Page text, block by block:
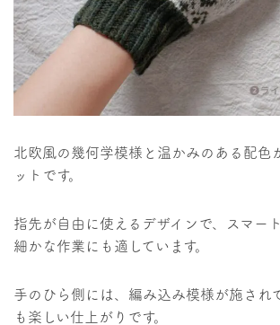
北欧風の幾何学模様と温かみのある配色
ットです。​
指先が自由に使えるデザインで、スマー
細かな作業にも適しています。​
手のひら側には、編み込み模様が施され
も楽しい仕上がりです。​